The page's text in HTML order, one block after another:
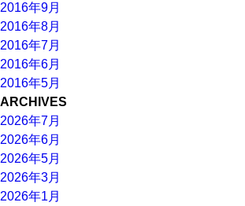
2016年9月
2016年8月
2016年7月
2016年6月
2016年5月
ARCHIVES
2026年7月
2026年6月
2026年5月
2026年3月
2026年1月